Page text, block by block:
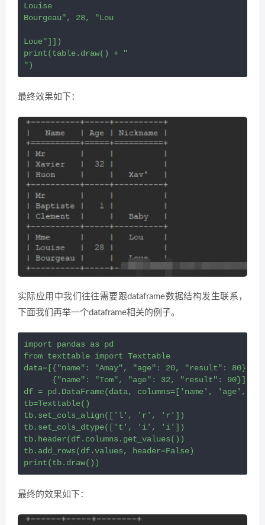
Louise
Bourgeau", 28, "Lou
Loue"]])
print(table.draw() + "
")
最终效果如下：
实际应用中我们往往需要跟dataframe数据结构发生联系，
下面我们再举一个dataframe相关的例子。
import pandas as pd
from texttable import Texttable
data=[{"name": "Amay", "age": 20, "result": 80},
{"name": "Tom", "age": 32, "result": 90}]
df = pd.DataFrame(data, columns=['name', 'age',
tb=Texttable()
tb.set_cols_align(['l', 'r', 'r'])
tb.set_cols_dtype(['t', 'i', 'i'])
tb.header(df.columns.get_values())
tb.add_rows(df.values, header=False)
print(tb.draw())
最终的效果如下：